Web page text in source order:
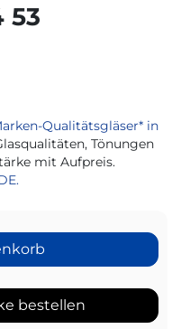
53
Qualitätsgläser* in
Tönungen
mit Aufpreis.
bestellen